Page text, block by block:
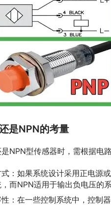
是NPN的考量
型传感器时，需根据电路
：如果系统设计采用正电源
而NPN适用于输出负电压的系
：在一些控制系统中，控制